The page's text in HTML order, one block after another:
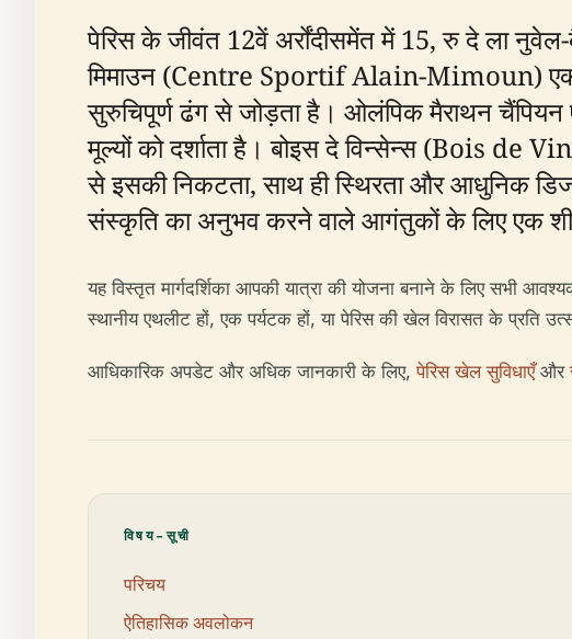
पेरिस के जीवंत 12वें अर्रोंदीसमेंत में 15, रु दे ला
मिमाउन (Centre Sportif Alain-Mimoun) एक
सुरुचिपूर्ण ढंग से जोड़ता है। ओलंपिक मैराथन चैंपियन
मूल्यों को दर्शाता है। बोइस दे विन्सेन्स (Bois
से इसकी निकटता, साथ ही स्थिरता और आधुनिक
संस्कृति का अनुभव करने वाले आगंतुकों के लिए एक
यह विस्तृत मार्गदर्शिका आपकी यात्रा की योजना बनाने के लिए सभी
स्थानीय एथलीट हों, एक पर्यटक हों, या पेरिस की खेल विरासत के प्रति
आधिकारिक अपडेट और अधिक जानकारी के लिए,पेरिस खेल सुविधाएँऔर
विषय-सूची
परिचय
ऐतिहासिक अवलोकन